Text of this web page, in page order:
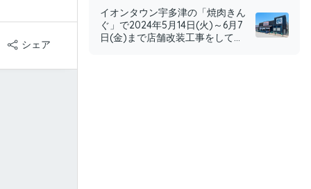
シェア
イオンタウン宇多津の「焼肉きん
ぐ」で2024年5月14日(火)～6月7
日(金)まで店舗改装工事をして...